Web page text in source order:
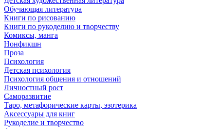
Обучающая литература
Книги по рисованию
Книги по рукоделию и творчеству
Комиксы, манга
Нонфикшн
Проза
Психология
Детская психология
Психология общения и отношений
Личностный рост
Саморазвитие
Таро, метафорические карты, эзотерика
Аксессуары для книг
Рукоделие и творчество